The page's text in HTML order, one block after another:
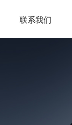
联系我们